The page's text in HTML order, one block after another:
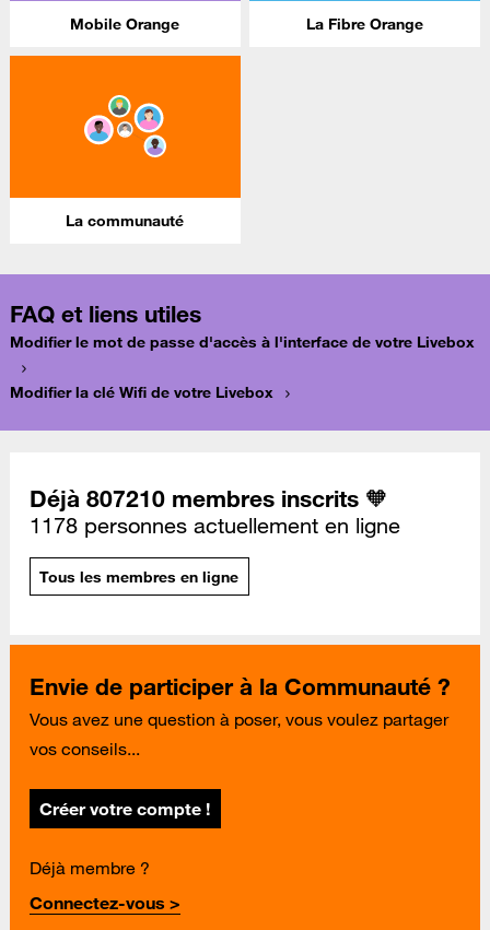
Mobile Orange La Fibre Orange
La communauté
FAQ et liens utiles
Modifier le mot de passe d'accès à l'interface de votre Livebox
Modifier la clé Wifi de votre Livebox
Déjà 807210 membres inscrits 🧡
1178 personnes actuellement en ligne
Tous les membres en ligne
Envie de participer à la Communauté ?
Vous avez une question à poser, vous voulez partager
vos conseils...
Créer votre compte !
Déjà membre ?
Connectez-vous >